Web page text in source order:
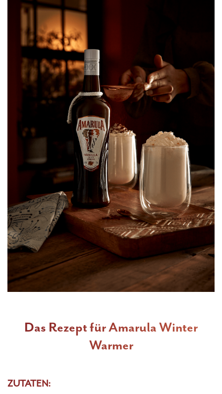
Das Rezept für Amarula Winter
Warmer
ZUTATEN: